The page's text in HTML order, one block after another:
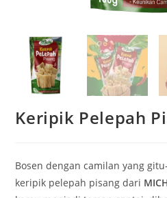
Keripik Pelepah
Bosen dengan camilan yang
keripik pelepah pisang dari